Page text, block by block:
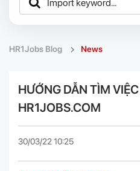
HR1Jobs Blog News
HƯỚNG DẪN TÌM
HR1JOBS.COM
30/03/22 10:25